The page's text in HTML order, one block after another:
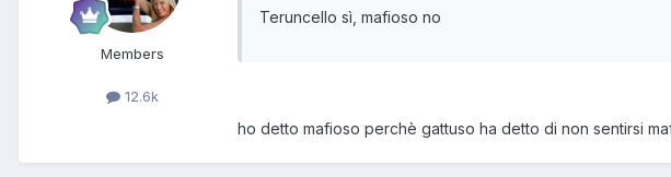
Members
12.6k
Teruncello sì, mafioso no
ho detto mafioso perchè gattuso ha detto di non sentirsi